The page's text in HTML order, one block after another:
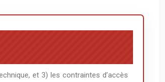
et 3) les contraintes d’accès